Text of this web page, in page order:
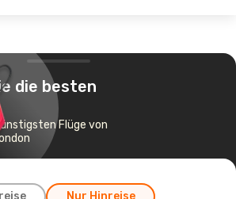
die besten
Flüge von
Nur Hinreise